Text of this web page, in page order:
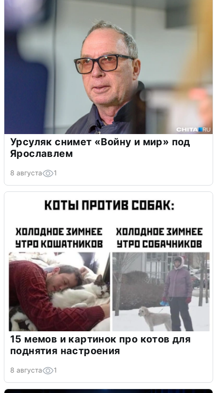
Урсуляк снимет «Войну и мир» под
Ярославлем
8 августа 1
15 мемов и картинок про котов для
поднятия настроения
8 августа 1